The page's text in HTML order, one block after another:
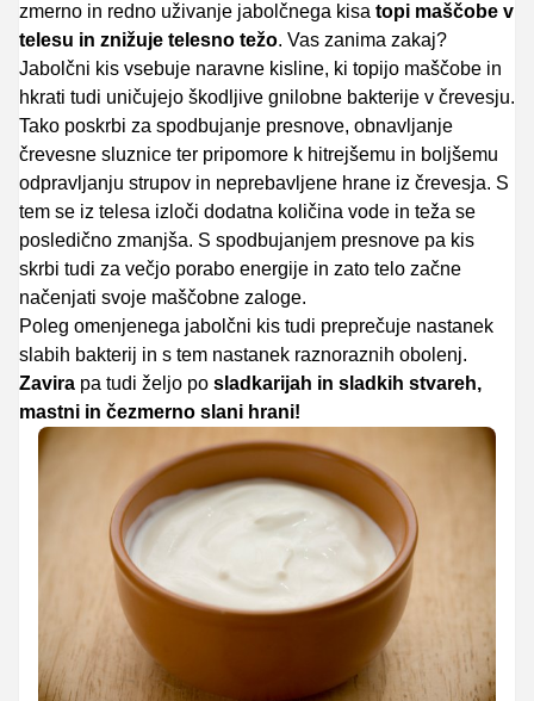
zmerno in redno uživanje jabolčnega kisa topi maščobe v
telesu in znižuje telesno težo. Vas zanima zakaj?
Jabolčni kis vsebuje naravne kisline, ki topijo maščobe in
hkrati tudi uničujejo škodljive gnilobne bakterije v črevesju.
Tako poskrbi za spodbujanje presnove, obnavljanje
črevesne sluznice ter pripomore k hitrejšemu in boljšemu
odpravljanju strupov in neprebavljene hrane iz črevesja. S
tem se iz telesa izloči dodatna količina vode in teža se
posledično zmanjša. S spodbujanjem presnove pa kis
skrbi tudi za večjo porabo energije in zato telo začne
načenjati svoje maščobne zaloge.
Poleg omenjenega jabolčni kis tudi preprečuje nastanek
slabih bakterij in s tem nastanek raznoraznih obolenj.
Zavira pa tudi željo po sladkarijah in sladkih stvareh,
mastni in čezmerno slani hrani!